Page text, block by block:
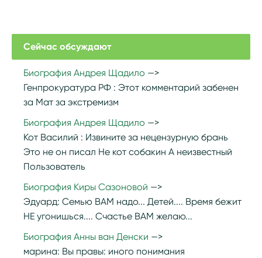
Сейчас обсуждают
Биография Андрея Щадило
Генпрокуратура РФ : Этот комментарий забенен
за Мат за экстремизм
Биография Андрея Щадило
Кот Василий : Извините за нецензурную брань
Это не он писал Не кот собакин А неизвестный
Пользователь
Биография Киры Сазоновой
Эдуард: Семью ВАМ надо... Детей.... Время бежит
НЕ угонишься.... Счастье ВАМ желаю...
Биография Анны ван Денски
марина: Вы правы: иного понимания